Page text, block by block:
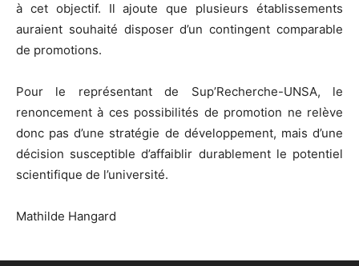
à cet objectif. Il ajoute que plusieurs établissements
auraient souhaité disposer d’un contingent comparable
de promotions.
Pour le représentant de Sup’Recherche-UNSA, le
renoncement à ces possibilités de promotion ne relève
donc pas d’une stratégie de développement, mais d’une
décision susceptible d’affaiblir durablement le potentiel
scientifique de l’université.
Mathilde Hangard